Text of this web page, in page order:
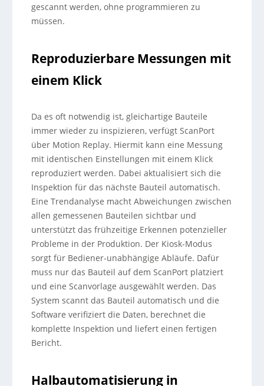
gescannt werden, ohne programmieren zu
müssen.
Reproduzierbare Messungen mit
einem Klick
Da es oft notwendig ist, gleichartige Bauteile
immer wieder zu inspizieren, verfügt ScanPort
über Motion Replay. Hiermit kann eine Messung
mit identischen Einstellungen mit einem Klick
reproduziert werden. Dabei aktualisiert sich die
Inspektion für das nächste Bauteil automatisch.
Eine Trendanalyse macht Abweichungen zwischen
allen gemessenen Bauteilen sichtbar und
unterstützt das frühzeitige Erkennen potenzieller
Probleme in der Produktion. Der Kiosk-Modus
sorgt für Bediener-unabhängige Abläufe. Dafür
muss nur das Bauteil auf dem ScanPort platziert
und eine Scanvorlage ausgewählt werden. Das
System scannt das Bauteil automatisch und die
Software verifiziert die Daten, berechnet die
komplette Inspektion und liefert einen fertigen
Bericht.
Halbautomatisierung in